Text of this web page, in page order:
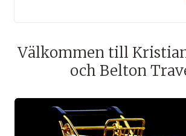
Välkommen till
och Belton